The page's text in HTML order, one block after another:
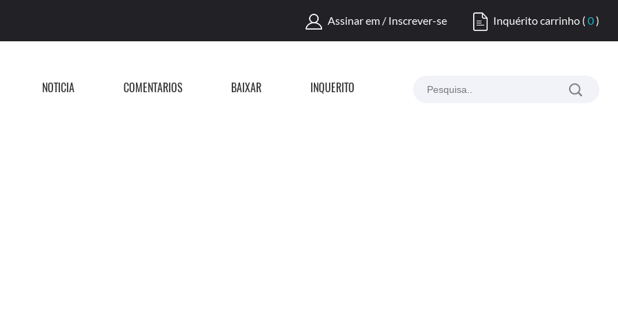
Assinar em / Inscrever-se Inquérito carrinho (0)
NOTÍCIA COMENTÁRIOS BAIXAR INQUÉRITO